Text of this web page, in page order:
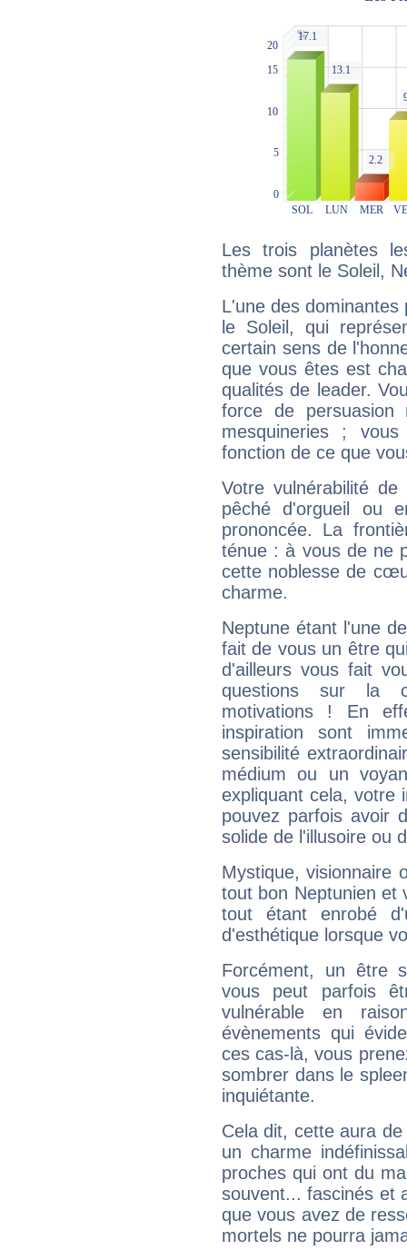
Les trois planètes
thème sont le Soleil,
L'une des
le Soleil, qui
certain sens de
que vous êtes est
qualités de leader.
force de
mesquineries ;
fonction de ce que
Votre vulnérabilité
pêché d'orgueil ou
prononcée. La
ténue : à vous de ne
cette noblesse de
charme.
Neptune étant l'une
fait de vous un être
d'ailleurs vous fait
questions sur la
motivations ! En
inspiration sont
sensibilité
médium ou un
expliquant cela, votre
pouvez parfois avoir
solide de l'illusoire ou
Mystique, visionnaire
tout bon Neptunien et
tout étant enrobé
d'esthétique lorsque
Forcément, un être
vous peut parfois
vulnérable en
évènements qui
ces cas-là, vous
sombrer dans le
inquiétante.
Cela dit, cette aura
un charme
proches qui ont du
souvent... fascinés et
que vous avez de
mortels ne pourra